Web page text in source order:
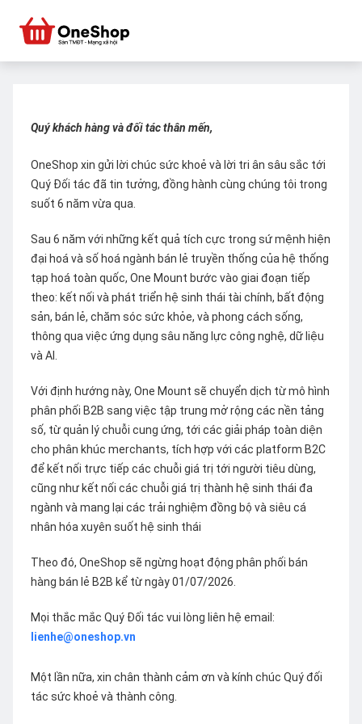
Quý khách hàng và đối tác thân mến,
OneShop xin gửi lời chúc sức khoẻ và lời tri ân sâu sắc tới
Quý Đối tác đã tin tưởng, đồng hành cùng chúng tôi trong
suốt 6 năm vừa qua.
Sau 6 năm với những kết quả tích cực trong sứ mệnh hiện
đại hoá và số hoá ngành bán lẻ truyền thống của hệ thống
tạp hoá toàn quốc, One Mount bước vào giai đoạn tiếp
theo: kết nối và phát triển hệ sinh thái tài chính, bất động
sản, bán lẻ, chăm sóc sức khỏe, và phong cách sống,
thông qua việc ứng dụng sâu năng lực công nghệ, dữ liệu
và AI.
Với định hướng này, One Mount sẽ chuyển dịch từ mô hình
phân phối B2B sang việc tập trung mở rộng các nền tảng
số, từ quản lý chuỗi cung ứng, tới các giải pháp toàn diện
cho phân khúc merchants, tích hợp với các platform B2C
để kết nối trực tiếp các chuỗi giá trị tới người tiêu dùng,
cũng như kết nối các chuỗi giá trị thành hệ sinh thái đa
ngành và mang lại các trải nghiệm đồng bộ và siêu cá
nhân hóa xuyên suốt hệ sinh thái
Theo đó, OneShop sẽ ngừng hoạt động phân phối bán
hàng bán lẻ B2B kể từ ngày 01/07/2026.
Mọi thắc mắc Quý Đối tác vui lòng liên hệ email:
lienhe@oneshop.vn
Một lần nữa, xin chân thành cảm ơn và kính chúc Quý đối
tác sức khoẻ và thành công.